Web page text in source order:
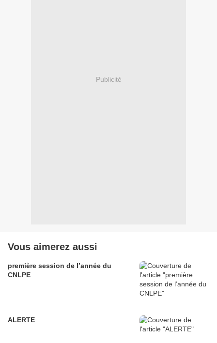
Publicité
Vous aimerez aussi
première session de l’année du
CNLPE
ALERTE